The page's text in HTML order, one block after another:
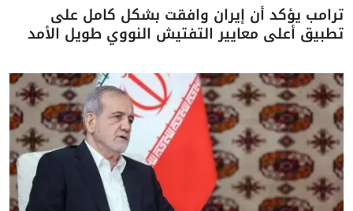
ترامب يؤكد أن إيران وافقت بشكل كامل على
تطبيق أعلى معايير التفتيش النووي طويل الأمد